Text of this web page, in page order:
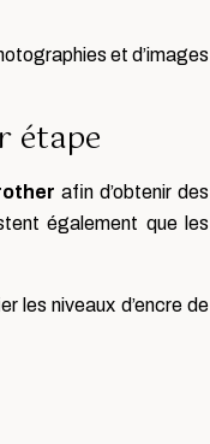
et d’images
étape
afin d’obtenir des
également que les
les niveaux d’encre de